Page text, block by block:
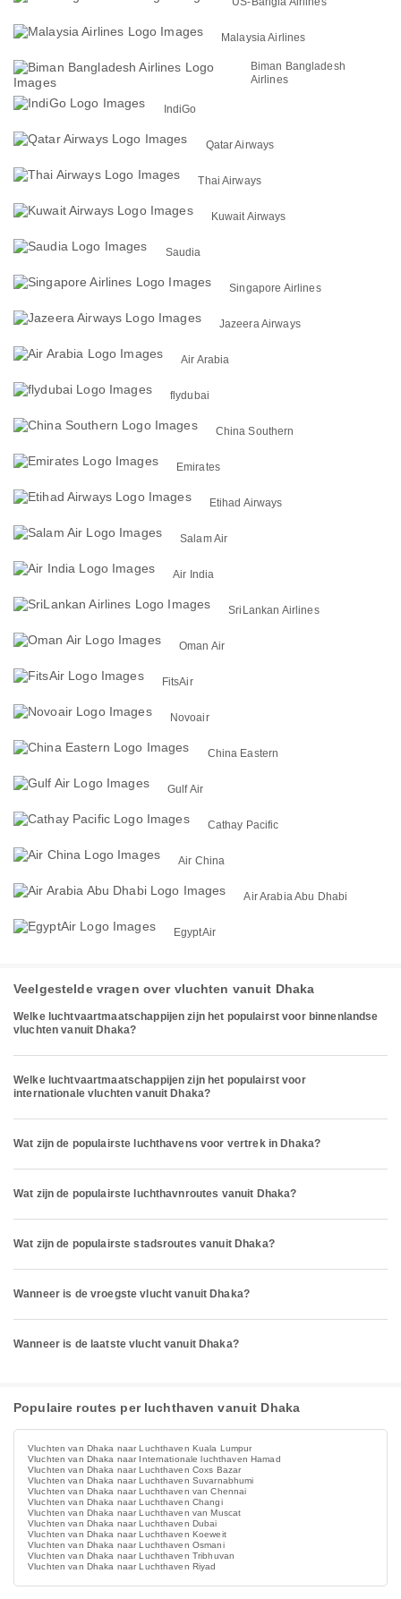
Malaysia Airlines
Biman Bangladesh
Airlines
IndiGo
Qatar Airways
Thai Airways
Kuwait Airways
Saudia
Singapore Airlines
Jazeera Airways
Air Arabia
flydubai
China Southern
Emirates
Etihad Airways
Salam Air
Air India
SriLankan Airlines
Oman Air
FitsAir
Novoair
China Eastern
Gulf Air
Cathay Pacific
Air China
Air Arabia Abu Dhabi
EgyptAir
Veelgestelde vragen over vluchten vanuit Dhaka
Welke luchtvaartmaatschappijen zijn het populairst voor binnenlandse
vluchten vanuit Dhaka?
Welke luchtvaartmaatschappijen zijn het populairst voor
internationale vluchten vanuit Dhaka?
Wat zijn de populairste luchthavens voor vertrek in Dhaka?
Wat zijn de populairste luchthavnroutes vanuit Dhaka?
Wat zijn de populairste stadsroutes vanuit Dhaka?
Wanneer is de vroegste vlucht vanuit Dhaka?
Wanneer is de laatste vlucht vanuit Dhaka?
Populaire routes per luchthaven vanuit Dhaka
Vluchten van Dhaka naar Luchthaven Kuala Lumpur
Vluchten van Dhaka naar Internationale luchthaven Hamad
Vluchten van Dhaka naar Luchthaven Coxs Bazar
Vluchten van Dhaka naar Luchthaven Suvarnabhumi
Vluchten van Dhaka naar Luchthaven van Chennai
Vluchten van Dhaka naar Luchthaven Changi
Vluchten van Dhaka naar Luchthaven van Muscat
Vluchten van Dhaka naar Luchthaven Dubai
Vluchten van Dhaka naar Luchthaven Koeweit
Vluchten van Dhaka naar Luchthaven Osmani
Vluchten van Dhaka naar Luchthaven Tribhuvan
Vluchten van Dhaka naar Luchthaven Riyad